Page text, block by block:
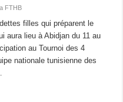
FTHB
filles qui préparent le
aura lieu à Abidjan du 11 au
au Tournoi des 4
nationale tunisienne des